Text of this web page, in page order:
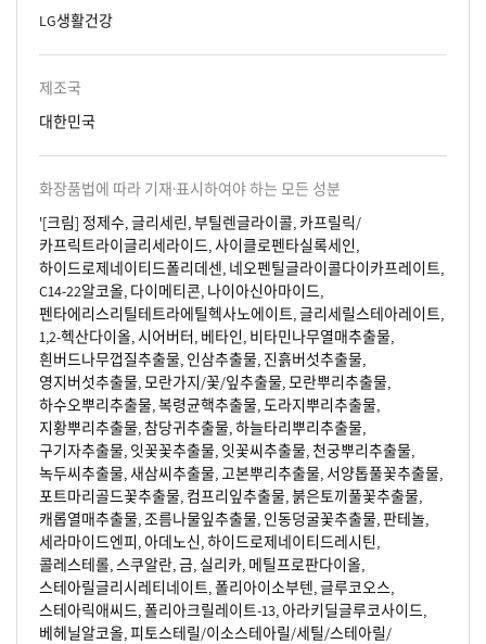
LG생활건강
제조국
대한민국
화장품법에 따라 기재·표시하여야 하는 모든 성분
'[크림] 정제수, 글리세린, 부틸렌글라이콜, 카프릴릭/
카프릭트라이글리세라이드, 사이클로펜타실록세인,
하이드로제네이티드폴리데센, 네오펜틸글라이콜다이카프레이트,
C14-22알코올, 다이메티콘, 나이아신아마이드,
펜타에리스리틸테트라에틸헥사노에이트, 글리세릴스테아레이트,
1,2-헥산다이올, 시어버터, 베타인, 비타민나무열매추출물,
흰버드나무껍질추출물, 인삼추출물, 진흙버섯추출물,
영지버섯추출물, 모란가지/꽃/잎추출물, 모란뿌리추출물,
하수오뿌리추출물, 복령균핵추출물, 도라지뿌리추출물,
지황뿌리추출물, 참당귀추출물, 하늘타리뿌리추출물,
구기자추출물, 잇꽃꽃추출물, 잇꽃씨추출물, 천궁뿌리추출물,
녹두씨추출물, 새삼씨추출물, 고본뿌리추출물, 서양톱풀꽃추출물,
포트마리골드꽃추출물, 컴프리잎추출물, 붉은토끼풀꽃추출물,
캐롭열매추출물, 조름나물잎추출물, 인동덩굴꽃추출물, 판테놀,
세라마이드엔피, 아데노신, 하이드로제네이티드레시틴,
콜레스테롤, 스쿠알란, 금, 실리카, 메틸프로판다이올,
스테아릴글리시레티네이트, 폴리아이소부텐, 글루코오스,
스테아릭애씨드, 폴리아크릴레이트-13, 아라키딜글루코사이드,
베헤닐알코올, 피토스테릴/이소스테아릴/세틸/스테아릴/